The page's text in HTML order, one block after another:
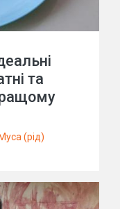
та
Муса (рід)